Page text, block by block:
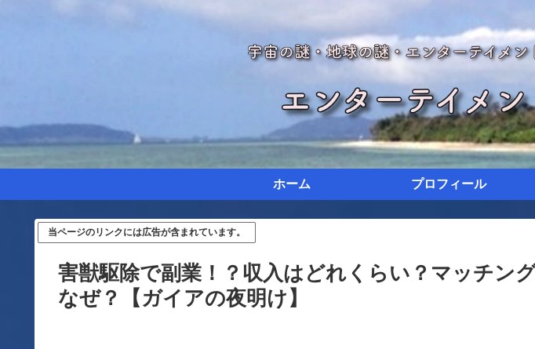
ホーム プロフィール
当ページのリンクには広告が含まれています。
害獣駆除で副業！？収入はどれくらい？マッチン
なぜ？【ガイアの夜明け】